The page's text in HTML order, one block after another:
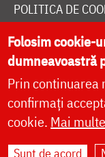
POLITICA DE
DONEAZĂ
LIVE
Folosim cookie-
dumneavoastră
Prin continuarea
confirmați
cookie. Mai
Sunt de acord